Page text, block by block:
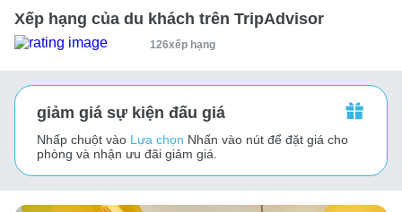
Xếp hạng của du khách trên TripAdvisor
126xếp hạng
giảm giá sự kiện đấu giá
Nhấp chuột vào Lựa chọn Nhấn vào nút để đặt giá cho
phòng và nhận ưu đãi giảm giá.